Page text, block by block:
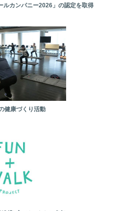
ルカンパニー2026」の認定を取得
健康づくり活動